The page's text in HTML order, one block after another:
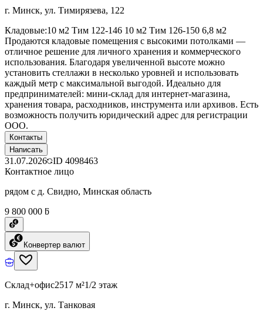
г. Минск, ул. Тимирязева, 122
Кладовые:10 м2 Тим 122-146 10 м2 Тим 126-150 6,8 м2
Продаются кладовые помещения с высокими потолками —
отличное решение для личного хранения и коммерческого
использования. Благодаря увеличенной высоте можно
установить стеллажи в несколько уровней и использовать
каждый метр с максимальной выгодой. Идеально для
предпринимателей: мини-склад для интернет-магазина,
хранения товара, расходников, инструмента или архивов. Есть
возможность получить юридический адрес для регистрации
ООО.
Контакты
Написать
31.07.2026 ID 4098463
Контактное лицо
рядом с д. Свидно, Минская область
9 800 000 ƃ
Конвертер валют
Склад+офис2517 м²1/2 этаж
г. Минск, ул. Танковая